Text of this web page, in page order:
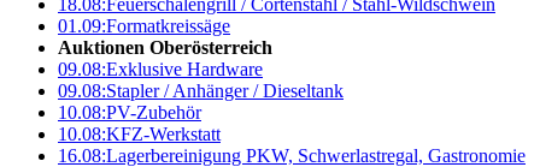
18.08:Feuerschalengrill / Cortenstahl / Stahl-Wildschwein
01.09:Formatkreissäge
Auktionen Oberösterreich
09.08:Exklusive Hardware
09.08:Stapler / Anhänger / Dieseltank
10.08:PV-Zubehör
10.08:KFZ-Werkstatt
16.08:Lagerbereinigung PKW, Schwerlastregal, Gastronomie